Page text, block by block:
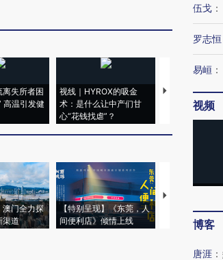
失所者困
高温引发健
视线｜HYROX的吸金
术：是什么让中产们甘
心“花钱找虐”？
马航飞行员跨
粒摇头丸 尿检
澳门全力探
渠道
【特别呈现】《东莞，人
间便利店》倾情上线
【推广】走进第
会，让数智科
伍戈 ：
罗志恒
易峘 ：
视频
博客
唐涯 ：